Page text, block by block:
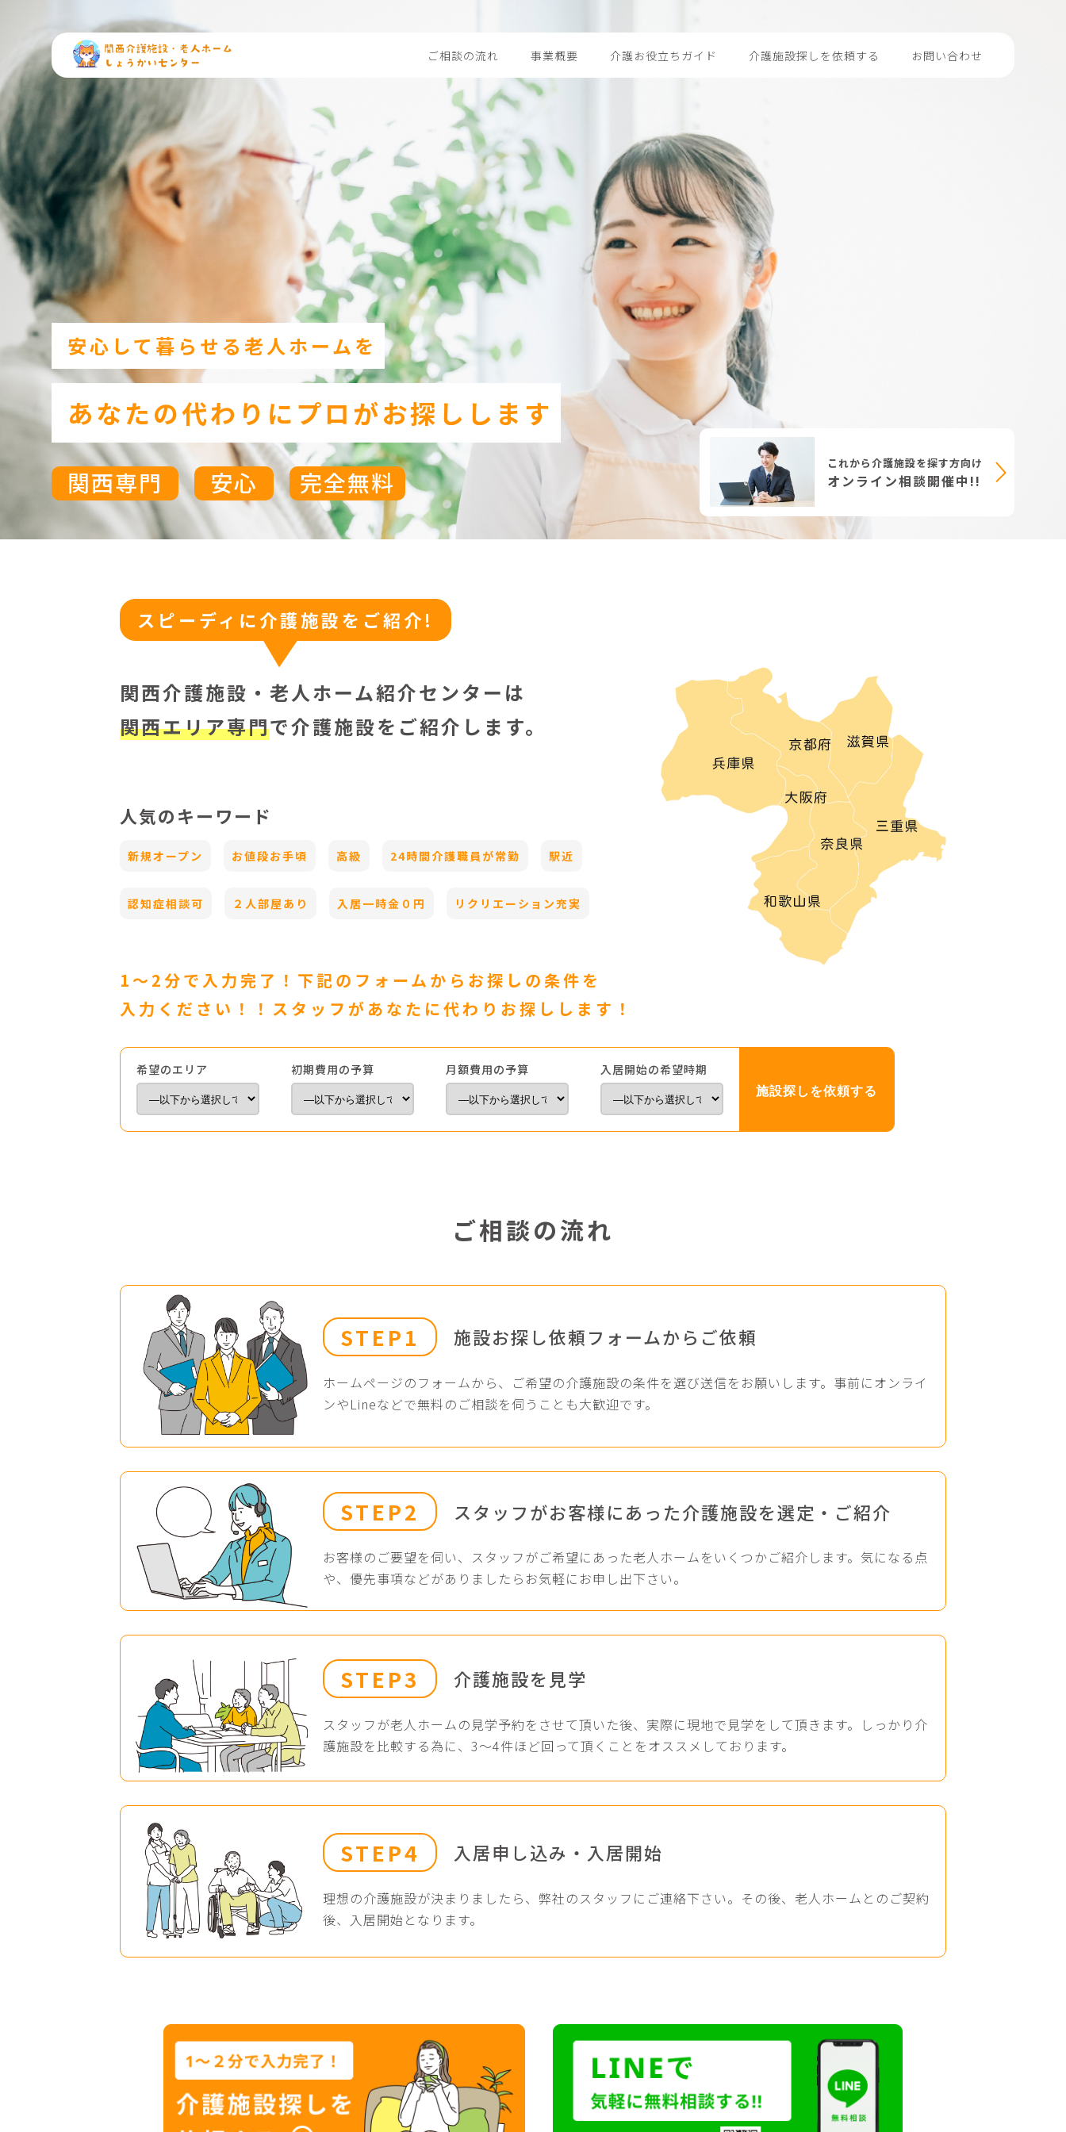
ご相談の流れ 事業概要 介護お役立ちガイド 介護施設探しを依頼する お問い合わせ
安心して暮らせる老人ホームを
あなたの代わりにプロがお探しします
関西専門 安心 完全無料
これから介護施設を探す方向け
オンライン相談開催中!!
スピーディに介護施設をご紹介!
関西介護施設・老人ホーム紹介センターは
関西エリア専門で介護施設をご紹介します。
人気のキーワード
新規オープン お値段お手頃 高級 24時間介護職員が常勤 駅近
認知症相談可 ２人部屋あり 入居一時金０円 リクリエーション充実
1〜2分で入力完了！下記のフォームからお探しの条件を
入力ください！！スタッフがあなたに代わりお探しします！
希望のエリア 初期費用の予算 月額費用の予算 入居開始の希望時期
ご相談の流れ
STEP1 施設お探し依頼フォームからご依頼
ホームページのフォームから、ご希望の介護施設の条件を選び送信をお願いします。事前にオンライ
ンやLineなどで無料のご相談を伺うことも大歓迎です。
STEP2 スタッフがお客様にあった介護施設を選定・ご紹介
お客様のご要望を伺い、スタッフがご希望にあった老人ホームをいくつかご紹介します。気になる点
や、優先事項などがありましたらお気軽にお申し出下さい。
STEP3 介護施設を見学
スタッフが老人ホームの見学予約をさせて頂いた後、実際に現地で見学をして頂きます。しっかり介
護施設を比較する為に、3〜4件ほど回って頂くことをオススメしております。
STEP4 入居申し込み・入居開始
理想の介護施設が決まりましたら、弊社のスタッフにご連絡下さい。その後、老人ホームとのご契約
後、入居開始となります。